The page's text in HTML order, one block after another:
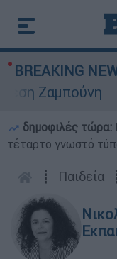
BREAKING
Ζαμπούνη
δημοφιλές τώρα:
τέταρτο γνωστό
┋ Παιδεία